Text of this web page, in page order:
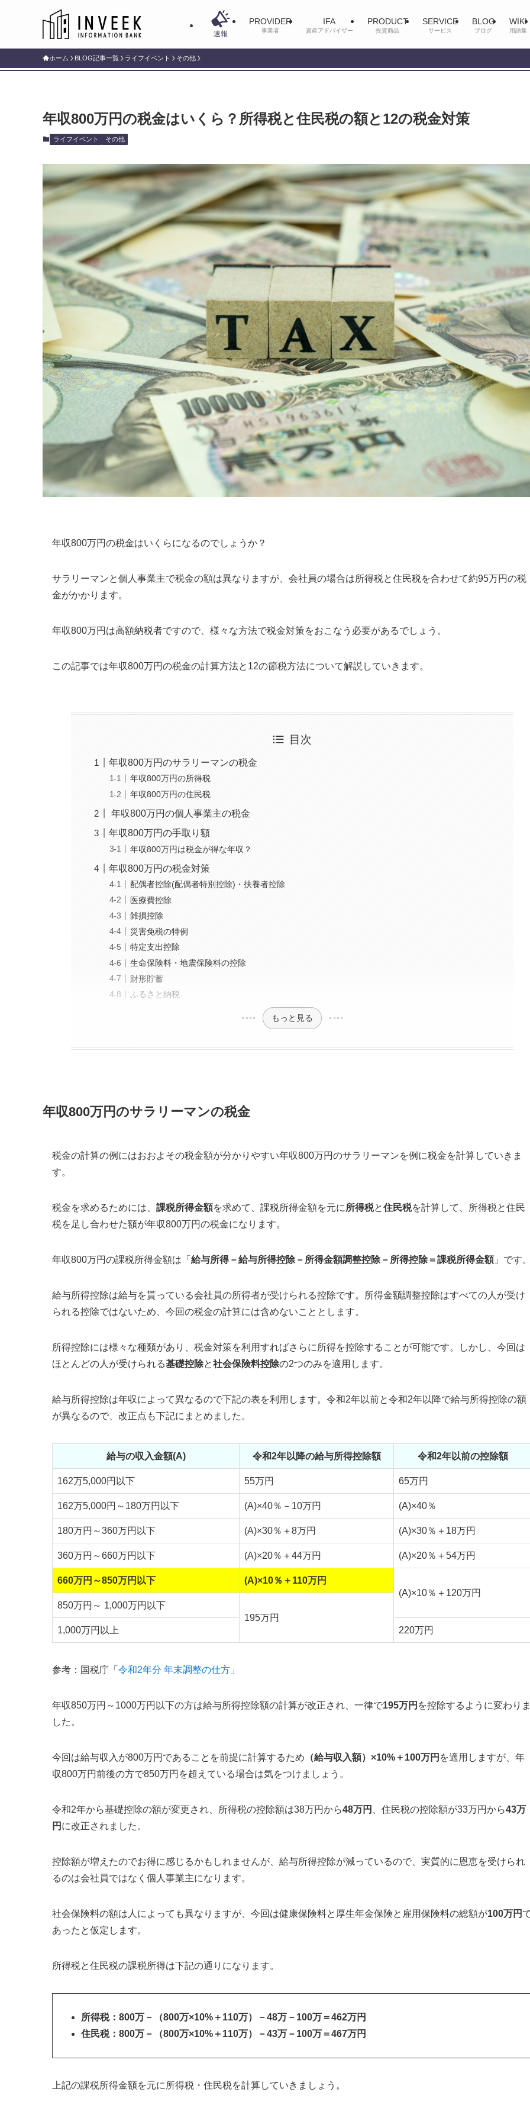
速報
PROVIDER
事業者
IFA
資産アドバイザー
PRODUCT
投資商品
SERVICE
サービス
BLOG
ブログ
WIKI
用語集
ホーム BLOG記事一覧 ライフイベント その他
年収800万円の税金はいくら？所得税と住民税の額と12の税金対策
ライフイベント その他
年収800万円の税金はいくらになるのでしょうか？
サラリーマンと個人事業主で税金の額は異なりますが、会社員の場合は所得税と住民税を合わせて約95万円の税
金がかかります。
年収800万円は高額納税者ですので、様々な方法で税金対策をおこなう必要があるでしょう 。
この記事では年収800万円の税金の計算方法と12の節税方法について解説していきます。
目次
年収800万円のサラリーマンの税金
年収800万円の所得税
年収800万円の住民税
年収800万円の個人事業主の税金
年収800万円の手取り額
年収800万円は税金が得な年収？
年収800万円の税金対策
配偶者控除(配偶者特別控除)・扶養者控除
医療費控除
雑損控除
災害免税の特例
特定支出控除
生命保険料・地震保険料の控除
財形貯蓄
ふるさと納税
もっと見る
年収800万円のサラリーマンの税金
税金の計算の例にはおおよその税金額が分かりやすい年収800万円のサラリーマンを例に税金を計算していきま
す。
税金を求めるためには、 課税所得金額を求めて、課税所得金額を元に 所得税と住民税を計算して、所得税と住民
税を足し合わせた額が年収800万円の税金になります。
年収800万円の課税所得金額は「 給与所得－給与所得控除－所得金額調整控除－所得控除＝課税所得金額」です。
給与所得控除は給与を貰っている会社員の所得者が受けられる控除です。所得金額調整控除はすべての人が受け
られる控除ではないため、今回の税金の計算には含めないこととします。
所得控除には様々な種類があり、税金対策を利用すればさらに所得を控除することが可能です。しかし、今回は
ほとんどの人が受けられる基礎控除と社会保険料控除の2つのみを適用します。
給与所得控除は年収によって異なるので下記の表を利用します。令和2年以前と令和2年以降で給与所得控除の額
が異なるので、改正点も下記にまとめました。
給与の収入金額(A) 令和2年以降の給与所得控除額 令和2年以前の控除額
162万5,000円以下 55万円 65万円
162万5,000円～180万円以下 (A)×40％－10万円 (A)×40％
180万円～360万円以下 (A)×30％＋8万円 (A)×30％＋18万円
360万円～660万円以下 (A)×20％＋44万円 (A)×20％＋54万円
660万円～850万円以下
(A)×10％＋110万円
(A)×10％＋120万円
850万円～ 1,000万円以下
195万円
1,000万円以上
220万円
参考：国税庁「 令和2年分 年末調整の仕方 」
年収850万円～1000万円以下の方は給与所得控除額の計算が改正され、一律で195万円 を控除するように変わりま
した。
今回は給与収入が800万円であることを前提に計算するため （給与収入額）×10%＋100万円 を適用しますが、 年
収800万円前後の方で850万円を超えている場合は気をつけましょう 。
令和2年から基礎控除の額が変更され、所得税の控除額は38万円から48万円 、住民税の控除額が33万円から43万
円 に改正されました。
控除額が増えたのでお得に感じるかもしれませんが、給与所得控除が減っているので 、実質的に恩恵を受けられ
るのは会社員ではなく個人事業主になります。
社会保険料の額は人によっても異なりますが、今回は健康保険料と厚生年金保険と雇用保険料の総額が100万円
あったと仮定します。
所得税と住民税の課税所得は下記の通りになります。
所得税：800万－（800万×10%＋110万）－48万－100万＝462万円
住民税：800万－（800万×10%＋110万）－43万－100万＝467万円
上記の課税所得金額を元に所得税・住民税を計算していきましょう。